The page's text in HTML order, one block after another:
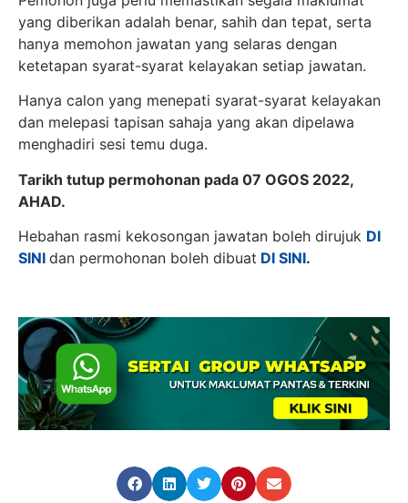
yang diberikan adalah benar, sahih dan tepat, serta
hanya memohon jawatan yang selaras dengan
ketetapan syarat-syarat kelayakan setiap jawatan.
Hanya calon yang menepati syarat-syarat kelayakan
dan melepasi tapisan sahaja yang akan dipelawa
menghadiri sesi temu duga.
Tarikh tutup permohonan pada 07 OGOS 2022,
AHAD.
Hebahan rasmi kekosongan jawatan boleh dirujuk DI
SINI dan permohonan boleh dibuat DI SINI.